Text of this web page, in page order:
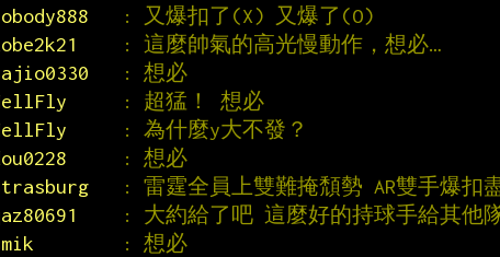
: 又爆扣了(X) 又爆了(O)
: 這麼帥氣的高光慢動作，想必…
: 想必
: 超猛！ 想必
: 為什麼y大不發？
: 想必
: 雷霆全員上雙難掩頹勢 AR雙手爆扣
: 大約給了吧 這麼好的持球手給其他
: 想必